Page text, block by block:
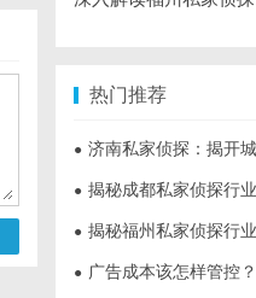
热门推荐
● 济南私家侦探：揭开城
● 揭秘成都私家侦探行业
● 揭秘福州私家侦探行业
● 广告成本该怎样管控？竞